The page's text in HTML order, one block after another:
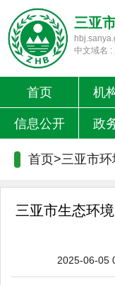
三亚
中文域名 :
首页 机
信息公开 政
首页>三亚市
三亚市生态环
2025-06-05